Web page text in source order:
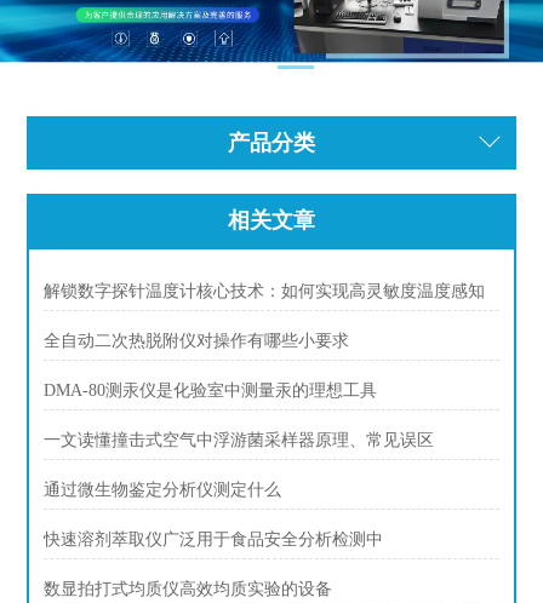
产品分类
相关文章
解锁数字探针温度计核心技术：如何实现高灵敏度温度感知
全自动二次热脱附仪对操作有哪些小要求
DMA-80测汞仪是化验室中测量汞的理想工具
一文读懂撞击式空气中浮游菌采样器原理、常见误区
通过微生物鉴定分析仪测定什么
快速溶剂萃取仪广泛用于食品安全分析检测中
数显拍打式均质仪高效均质实验的设备